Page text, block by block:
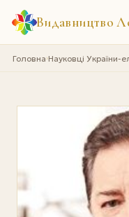
Видавництво
Головна›Науковці України-